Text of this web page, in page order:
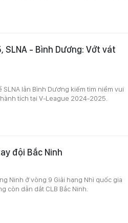
SLNA - Bình Dương: Vớt vát
lẫn Bình Dương kiếm tìm niềm vui
tích tại V-League 2024-2025.
đội Bắc Ninh
Ninh ở vòng 9 Giải hạng Nhì quốc gia
còn dẫn dắt CLB Bắc Ninh.